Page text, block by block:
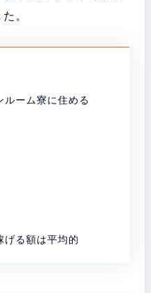
。
ルーム寮に住める
げる額は平均的